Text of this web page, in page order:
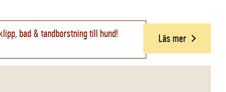
bad & tandborstning till hund! Läs mer